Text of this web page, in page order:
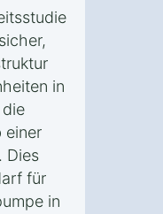
in
einer
Dies
für
in